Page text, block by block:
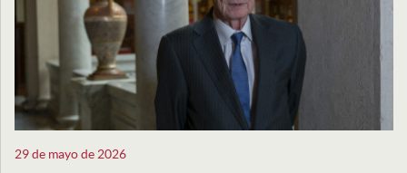
29 de mayo de 2026